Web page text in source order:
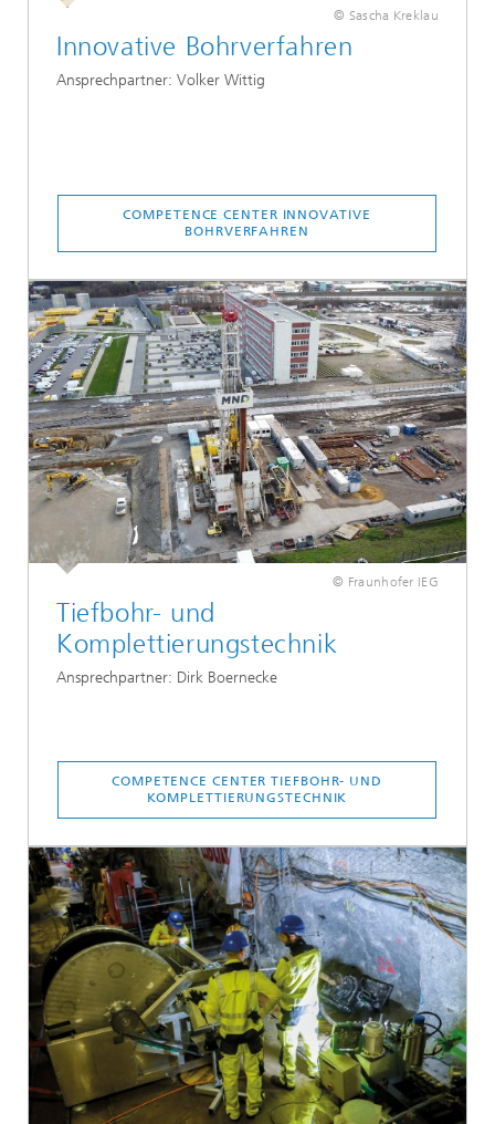
© Sascha Kreklau
Innovative Bohrverfahren
Ansprechpartner: Volker Wittig
COMPETENCE CENTER INNOVATIVE
BOHRVERFAHREN
© Fraunhofer IEG
Tiefbohr- und
Komplettierungstechnik
Ansprechpartner: Dirk Boernecke
COMPETENCE CENTER TIEFBOHR- UND
KOMPLETTIERUNGSTECHNIK